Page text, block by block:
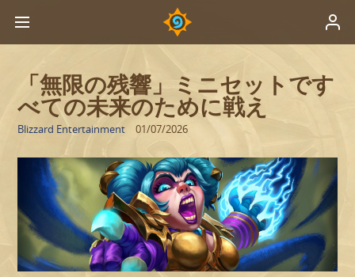
「無限の残響」ミニセットです
べての未来のために戦え
Blizzard Entertainment 01/07/2026